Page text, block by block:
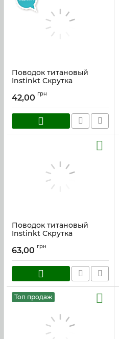
Поводок титановый
Instinkt Скрутка
Артикул: tit_025_10
42,00 грн
Поводок титановый
Instinkt Скрутка
Артикул: tit_035_20
63,00 грн
Топ продаж